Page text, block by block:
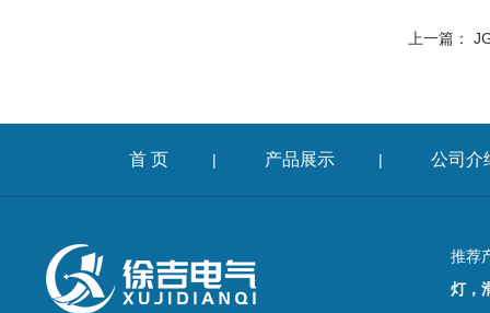
上一篇：
首 页 | 产品展示 | 公司介
推荐
灯，